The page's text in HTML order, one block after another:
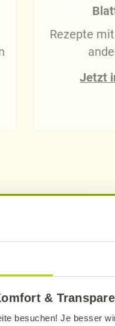
&
besuchen! Je besser
Rezepte
Jetzt